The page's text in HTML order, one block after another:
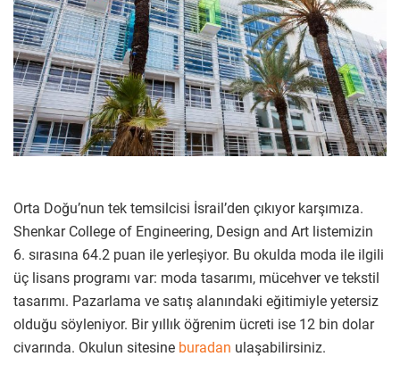
Orta Doğu’nun tek temsilcisi İsrail’den çıkıyor karşımıza.
Shenkar College of Engineering, Design and Art listemizin
6. sırasına 64.2 puan ile yerleşiyor. Bu okulda moda ile ilgili
üç lisans programı var: moda tasarımı, mücehver ve tekstil
tasarımı. Pazarlama ve satış alanındaki eğitimiyle yetersiz
olduğu söyleniyor. Bir yıllık öğrenim ücreti ise 12 bin dolar
civarında. Okulun sitesine buradan ulaşabilirsiniz.